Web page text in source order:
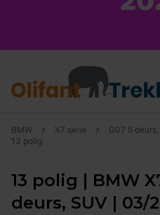
BMW X7 serie
G07 5
13 polig
13 polig | BMW
deurs, SUV | 03/